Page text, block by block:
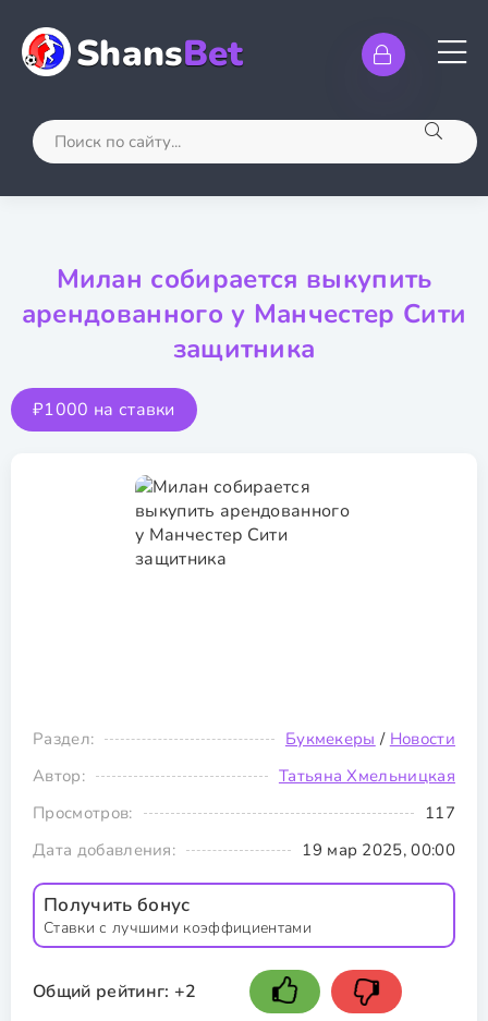
ShansBet
Милан собирается выкупить
арендованного у Манчестер Сити
защитника
₽1000 на ставки
Раздел: Букмекеры / Новости
Автор:
Татьяна Хмельницкая
Просмотров:
117
Дата добавления:
19 мар 2025, 00:00
Получить бонус
Ставки с лучшими коэффициентами
Общий рейтинг: +2